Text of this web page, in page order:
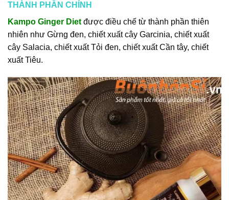
THÀNH PHẦN CHÍNH
Kampo Ginger Diet được điều chế từ thành phần thiên
nhiên như Gừng đen, chiết xuất cây Garcinia, chiết xuất
cây Salacia, chiết xuất Tỏi đen, chiết xuất Cần tây, chiết
xuất Tiêu.